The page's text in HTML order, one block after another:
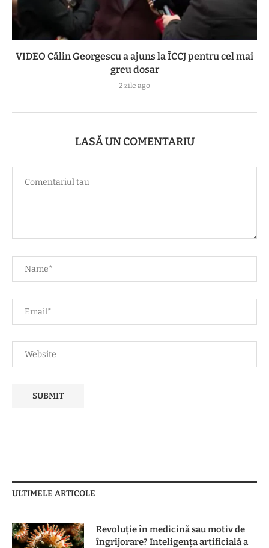
VIDEO Călin Georgescu a ajuns la ÎCCJ pentru cel mai
greu dosar
2 zile ago
LASĂ UN COMENTARIU
ULTIMELE ARTICOLE
Revoluție în medicină sau motiv de
îngrijorare? Inteligența artificială a